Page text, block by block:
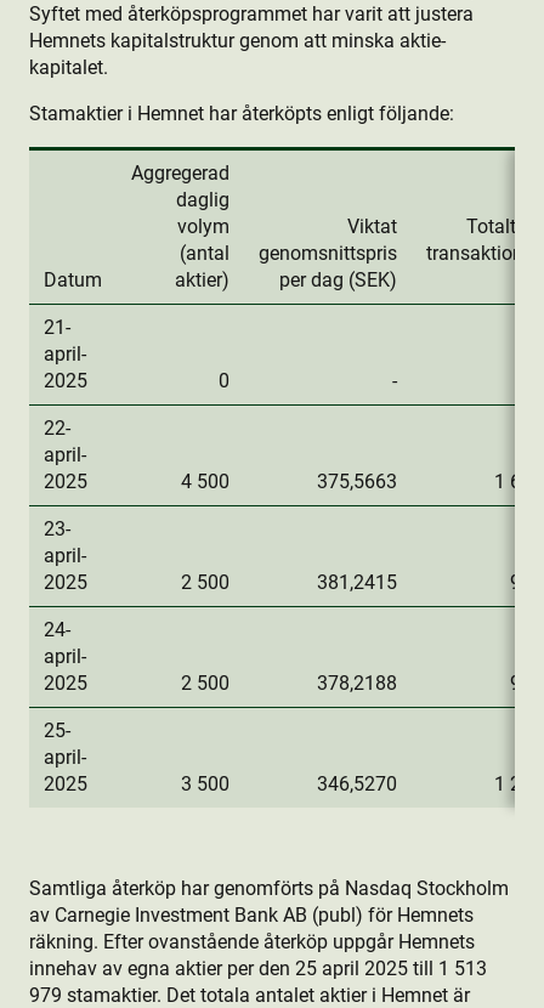
Syftet med återköpsprogrammet har varit att justera
Hemnets kapitalstruktur genom att minska aktie­
kapitalet.
Stamaktie­r i Hemnet har återköpts enligt följande:
Datum
Aggregerad
daglig
volym
(antal
aktie­r)
Viktat
genomsnittspris
per dag (SEK)
Totalt
21-
april-
2025
0 -
22-
april-
2025
4 500 375,5663 1
23-
april-
2025
2 500 381,2415
24-
april-
2025
2 500 378,2188
25-
april-
2025
3 500 346,5270 1
Samtliga återköp har genomförts på Nasdaq Stockholm
av Carnegie Investment Bank AB (publ) för Hemnets
räkning. Efter ovanstående återköp uppgår Hemnets
innehav av egna aktie­r per den 25 april 2025 till 1 513
979 stamaktie­r. Det totala antalet aktie­r i Hemnet är